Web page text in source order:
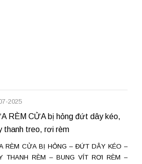
2025
RÈM CỬA bị hỏng đứt dây kéo,
thanh treo, rơi rèm
RÈM CỬA BỊ HỎNG – ĐỨT DÂY KÉO –
THANH RÈM – BUNG VÍT RƠI RÈM –